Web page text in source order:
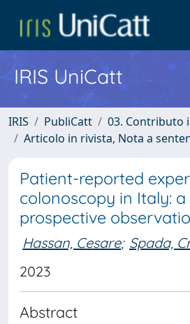
IRIS UniCatt
IRIS PubliCatt
03. Contributo
Articolo in rivista, Nota a
Patient-reported
colonoscopy in Italy:
prospective
Hassan, Cesare; Spada,
2023
Abstract